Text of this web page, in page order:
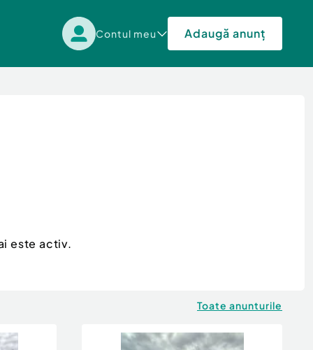
Contul meu Adaugă anunț
este activ.
Toate anunturile